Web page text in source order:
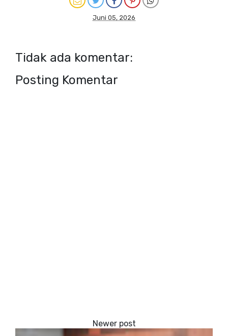
Juni 05, 2026
Tidak ada komentar:
Posting Komentar